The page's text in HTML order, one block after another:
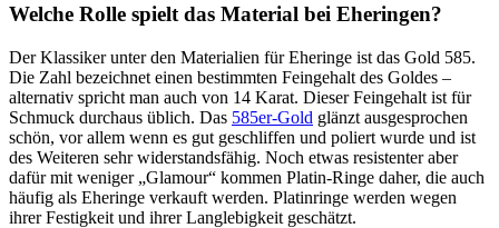
Welche Rolle spielt das Material bei Eheringen?
Der Klassiker unter den Materialien für Eheringe ist das Gold 585.
Die Zahl bezeichnet einen bestimmten Feingehalt des Goldes –
alternativ spricht man auch von 14 Karat. Dieser Feingehalt ist für
Schmuck durchaus üblich. Das 585er-Gold glänzt ausgesprochen
schön, vor allem wenn es gut geschliffen und poliert wurde und ist
des Weiteren sehr widerstandsfähig. Noch etwas resistenter aber
dafür mit weniger „Glamour“ kommen Platin-Ringe daher, die auch
häufig als Eheringe verkauft werden. Platinringe werden wegen
ihrer Festigkeit und ihrer Langlebigkeit geschätzt.